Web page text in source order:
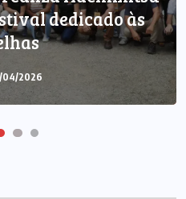
dedicado às
2026
PODCAST
Japão – 04/03
2026